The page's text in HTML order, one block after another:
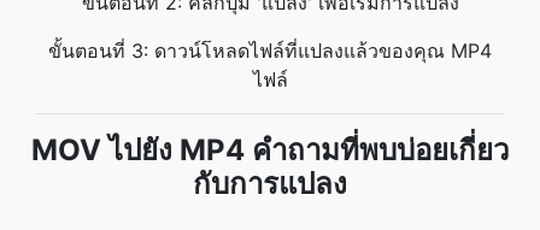
ขั้นตอนที่ 3: ดาวน์โหลดไฟล์ที่แปลงแล้วของคุณ MP4
ไฟล์
MOV ไปยัง MP4 คำถามที่พบบ่อยเกี่ยว
กับการแปลง